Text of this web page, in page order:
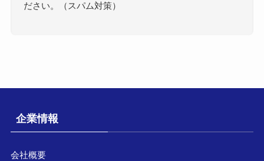
ださい。（スパム対策）
企業情報
会社概要